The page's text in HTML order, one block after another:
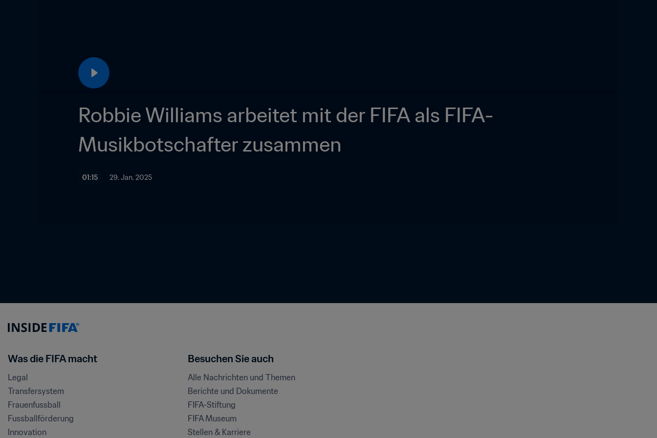
Robbie Williams arbeitet mit der FIFA als FIFA-
Musikbotschafter zusammen
01:15 29. Jan. 2025
Was die FIFA macht
Legal
Transfersystem
Frauenfussball
Fussballförderung
Innovation
Besuchen Sie auch
Alle Nachrichten und Themen
Berichte und Dokumente
FIFA-Stiftung
FIFA Museum
Stellen & Karriere